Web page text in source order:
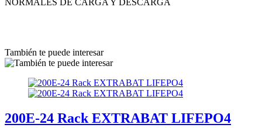
También te puede interesar
200E-24 Rack EXTRABAT LIFEPO4